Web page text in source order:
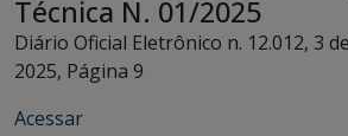
Técnica N. 01/2025
Diário Oficial Eletrônico n. 12.012, 3
2025, Página 9
Acessar